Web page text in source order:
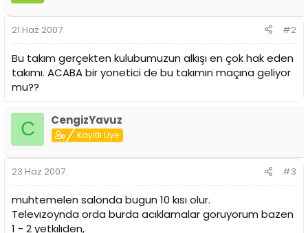
21 Haz 2007 #2
Bu takım gerçekten kulubumuzun alkışı en çok hak eden
takımı. ACABA bir yonetici de bu takımın maçına geliyor
mu??
C CengizYavuz
Kayıtlı Üye
23 Haz 2007 #3
muhtemelen salonda bugun 10 kısı olur.
Televızoynda orda burda acıklamalar goruyorum bazen
1 - 2 yetkılıden,